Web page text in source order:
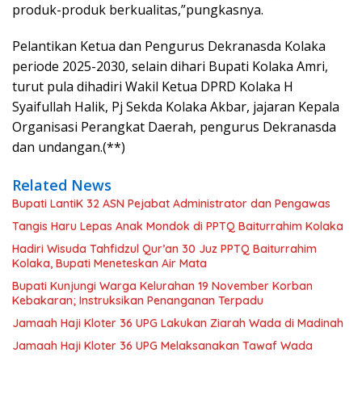
produk-produk berkualitas,”pungkasnya.
Pelantikan Ketua dan Pengurus Dekranasda Kolaka
periode 2025-2030, selain dihari Bupati Kolaka Amri,
turut pula dihadiri Wakil Ketua DPRD Kolaka H
Syaifullah Halik, Pj Sekda Kolaka Akbar, jajaran Kepala
Organisasi Perangkat Daerah, pengurus Dekranasda
dan undangan.(**)
Related News
Bupati LantiK 32 ASN Pejabat Administrator dan Pengawas
Tangis Haru Lepas Anak Mondok di PPTQ Baiturrahim Kolaka
Hadiri Wisuda Tahfidzul Qur’an 30 Juz PPTQ Baiturrahim
Kolaka, Bupati Meneteskan Air Mata
Bupati Kunjungi Warga Kelurahan 19 November Korban
Kebakaran; Instruksikan Penanganan Terpadu
Jamaah Haji Kloter 36 UPG Lakukan Ziarah Wada di Madinah
Jamaah Haji Kloter 36 UPG Melaksanakan Tawaf Wada